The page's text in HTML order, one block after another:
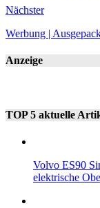
Nächster
Werbung |
Anzeige
TOP 5 aktuelle
Volvo ES90
elektrische